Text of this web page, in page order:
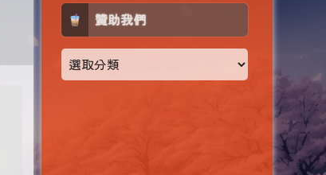
贊助我們